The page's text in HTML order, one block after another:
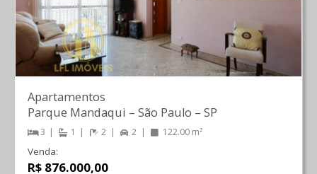
Apartamentos
Parque Mandaqui – São Paulo – SP
3 1 2 2 122.00 m²
Venda:
R$ 876.000,00